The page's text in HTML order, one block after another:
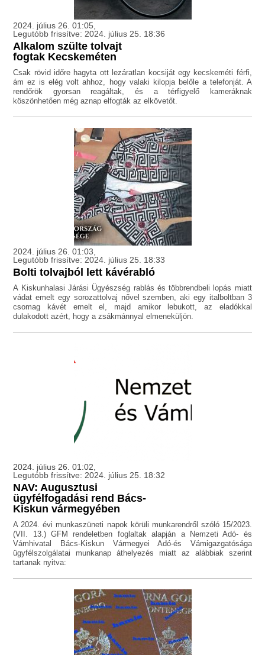
2024. július 26. 01:05,
Legutóbb frissítve: 2024. július 25. 18:36
Alkalom szülte tolvajt
fogtak Kecskeméten
Csak rövid időre hagyta ott lezáratlan kocsiját egy kecskeméti férfi,
ám ez is elég volt ahhoz, hogy valaki kilopja belőle a telefonját. A
rendőrök gyorsan reagáltak, és a térfigyelő kameráknak
köszönhetően még aznap elfogták az elkövetőt.
2024. július 26. 01:03,
Legutóbb frissítve: 2024. július 25. 18:33
Bolti tolvajból lett kávérabló
A Kiskunhalasi Járási Ügyészség rablás és többrendbeli lopás miatt
vádat emelt egy sorozattolvaj nővel szemben, aki egy italboltban 3
csomag kávét emelt el, majd amikor lebukott, az eladókkal
dulakodott azért, hogy a zsákmánnyal elmeneküljön.
2024. július 26. 01:02,
Legutóbb frissítve: 2024. július 25. 18:32
NAV: Augusztusi
ügyfélfogadási rend Bács-
Kiskun vármegyében
A 2024. évi munkaszüneti napok körüli munkarendről szóló 15/2023.
(VII. 13.) GFM rendeletben foglaltak alapján a Nemzeti Adó- és
Vámhivatal Bács-Kiskun Vármegyei Adó-és Vámigazgatósága
ügyfélszolgálatai munkanap áthelyezés miatt az alábbiak szerint
tartanak nyitva: